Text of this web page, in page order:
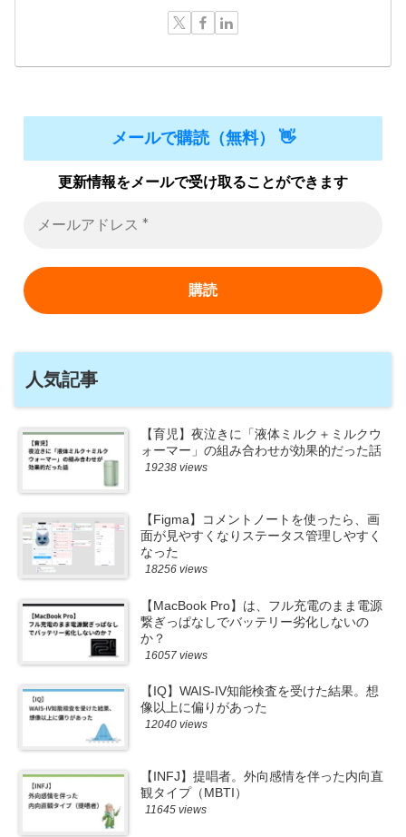
メールで購読（無料） 👋
更新情報をメールで受け取ることができます
人気記事
【育児】夜泣きに「液体ミルク＋ミルクウ
ォーマー」の組み合わせが効果的だった話
19238 views
【Figma】コメントノートを使ったら、画
面が見やすくなりステータス管理しやすく
なった
18256 views
【MacBook Pro】は、フル充電のまま電源
繋ぎっぱなしでバッテリー劣化しないの
か？
16057 views
【IQ】WAIS-IV知能検査を受けた結果。想
像以上に偏りがあった
12040 views
【INFJ】提唱者。外向感情を伴った内向直
観タイプ（MBTI）
11645 views